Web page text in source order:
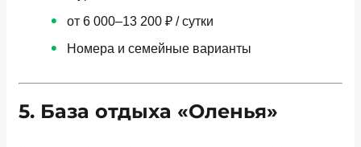
от 6 000–13 200 ₽ / сутки
Номера и семейные варианты
5. База отдыха «Оленья»